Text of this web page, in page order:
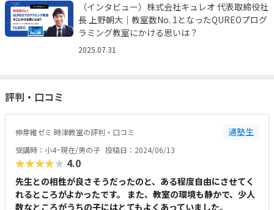
（インタビュー）株式会社キュレオ 代表取締役社
長 上野朝大｜教室数No. 1となったQUREOプログ
ラミング教室にかける思いは？
2025.07.31
評判・口コミ
伸芽維ゼミ 時津教室の評判・口コミ 通塾生
受講時：小4~現在/男の子 投稿日：2024/06/13
★★★★★ 4.0
先生との相性が良さそうだったのと、ある程度自由にさせてく
れるところがよかったです。 また、教室の環境も静かで、少人
数なところがうちの子にはとてもよくあっていました。